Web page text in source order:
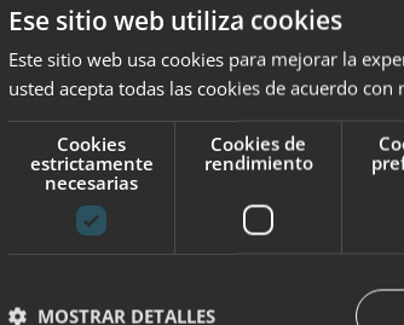
del huracán por la demandaMurray
por incluir las lecturas de Biblia. Para
a participar en algo con lo que él no
en el año de 1963 y después de
no les quedó otra queemitir el
Escuelas Públicas de los Estados
como la mujer más odiada de América.
policía que llegó a su casa en busca de
este incidente hizo que la expulsaran de
Ese sitio web utiliza cookies
Este sitio web usa cookies para mejorar la
usted acepta todas las cookies de acuerdo con
Cookies
estrictamente
necesarias
Cookies de
rendimiento
MOSTRAR DETALLES